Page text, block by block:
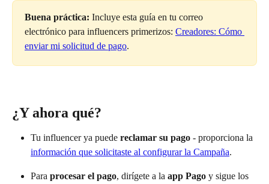
Buena práctica: Incluye esta guía en tu correo
electrónico para influencers primerizos: Creadores: Cómo
enviar mi solicitud de pago.
¿Y ahora qué?
Tu influencer ya puede reclamar su pago - proporciona la
información que solicitaste al configurar la Campaña.
Para procesar el pago, dirígete a la app Pago y sigue los